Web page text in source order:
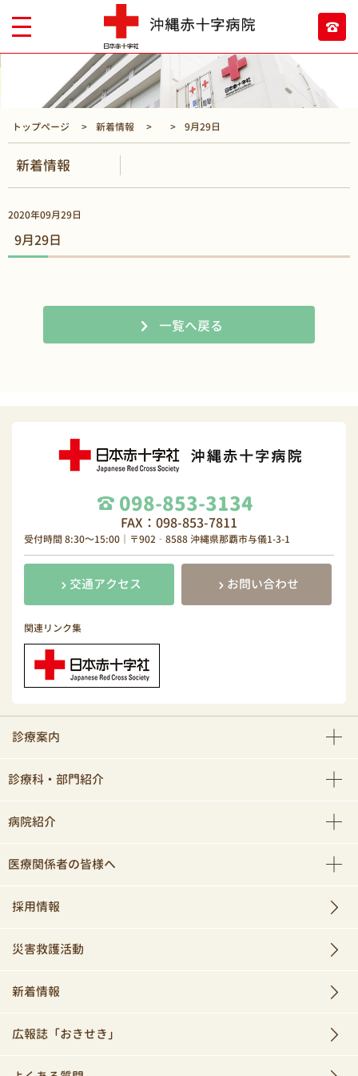
トップページ 新着情報 9月29日
新着情報
2020年09月29日
9月29日
一覧へ戻る
098-853-3134
FAX：098-853-7811
受付時間 8:30～15:00｜〒902‐8588 沖縄県那覇市与儀1-3-1
交通アクセス お問い合わせ
関連リンク集
診療案内
診療科・部門紹介
病院紹介
医療関係者の皆様へ
採用情報
災害救護活動
新着情報
広報誌「おきせき」